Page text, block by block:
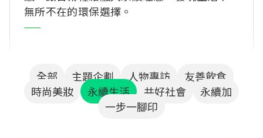
無所不在的環保選擇。
全部 主題企劃 人物專訪
友善飲食
時尚美妝
永續生活 共好社會
永續加
一步一腳印